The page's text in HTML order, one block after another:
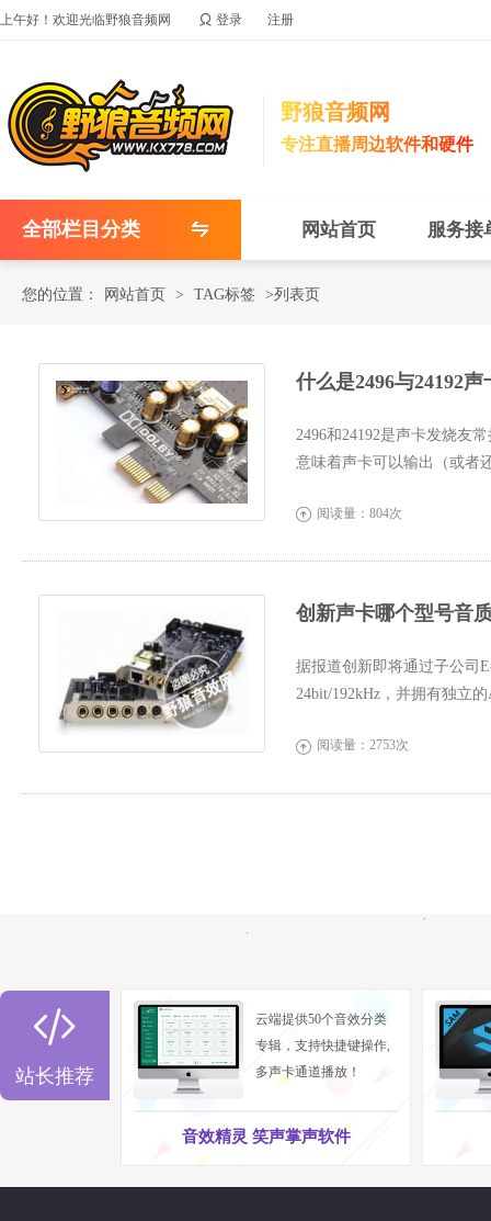
上午好！欢迎光临野狼音频网  登录 注册
野狼音频网
专注直播周边软件和硬件
全部栏目分类 网站首页 服务接
您的位置： 网站首页 > TAG标签 >列表页
什么是2496与24192
2496和24192是声卡发烧友
意味着声卡可以输出（或者
 阅读量：804次
创新声卡哪个型号音
据报道创新即将通过子公司
24bit/192kHz，并拥有独立
 阅读量：2753次

站长推荐
云端提供50个音效分类
专辑，支持快捷键操作,
多声卡通道播放！
音效精灵 笑声掌声软件